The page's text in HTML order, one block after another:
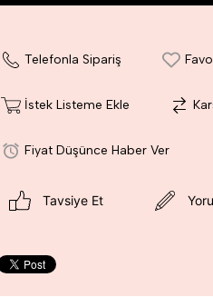
Telefonla Sipariş
İstek Listeme Ekle
Fiyat Düşünce Haber Ver
Tavsiye Et